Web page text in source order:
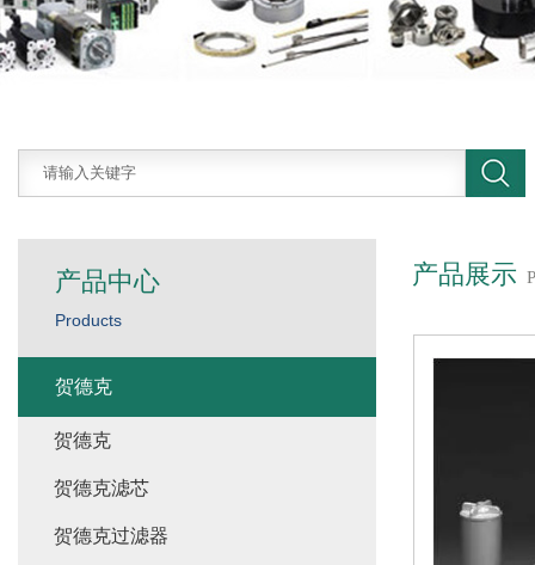
产品展示
产品中心
Products
贺德克
贺德克
贺德克滤芯
贺德克过滤器